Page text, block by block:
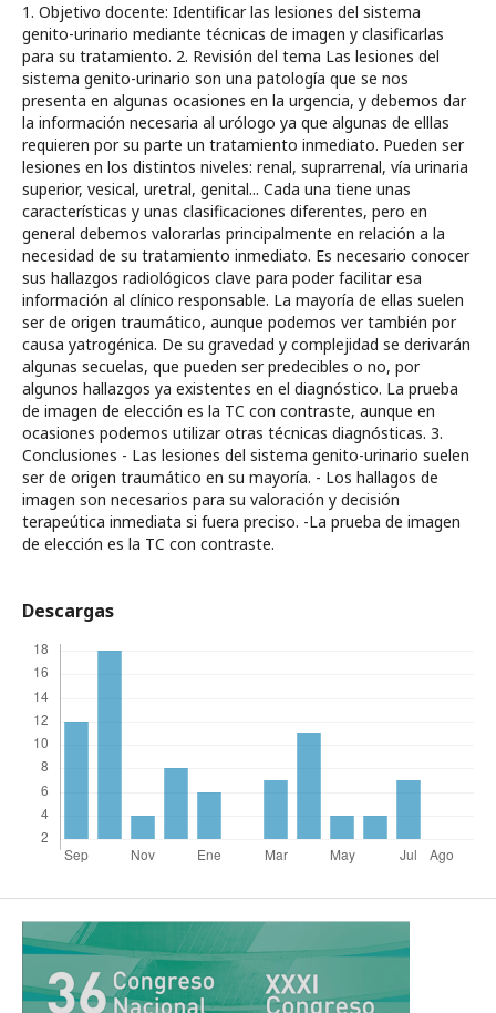
1. Objetivo docente: Identificar las lesiones del sistema
genito-urinario mediante técnicas de imagen y clasificarlas
para su tratamiento. 2. Revisión del tema Las lesiones del
sistema genito-urinario son una patología que se nos
presenta en algunas ocasiones en la urgencia, y debemos dar
la información necesaria al urólogo ya que algunas de elllas
requieren por su parte un tratamiento inmediato. Pueden ser
lesiones en los distintos niveles: renal, suprarrenal, vía urinaria
superior, vesical, uretral, genital... Cada una tiene unas
características y unas clasificaciones diferentes, pero en
general debemos valorarlas principalmente en relación a la
necesidad de su tratamiento inmediato. Es necesario conocer
sus hallazgos radiológicos clave para poder facilitar esa
información al clínico responsable. La mayoría de ellas suelen
ser de origen traumático, aunque podemos ver también por
causa yatrogénica. De su gravedad y complejidad se derivarán
algunas secuelas, que pueden ser predecibles o no, por
algunos hallazgos ya existentes en el diagnóstico. La prueba
de imagen de elección es la TC con contraste, aunque en
ocasiones podemos utilizar otras técnicas diagnósticas. 3.
Conclusiones - Las lesiones del sistema genito-urinario suelen
ser de origen traumático en su mayoría. - Los hallagos de
imagen son necesarios para su valoración y decisión
terapeútica inmediata si fuera preciso. -La prueba de imagen
de elección es la TC con contraste.
Descargas